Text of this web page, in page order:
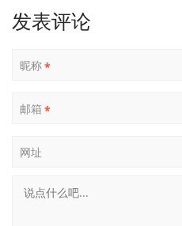
发表评论
昵称*
邮箱 *
网址